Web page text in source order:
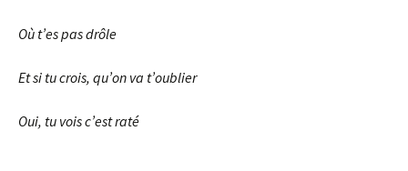
Où t’es pas drôle
Et si tu crois, qu’on va t’oublier
Oui, tu vois c’est raté